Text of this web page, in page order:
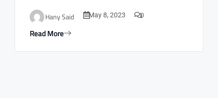
Hany Said May 8, 2023 0
Read More